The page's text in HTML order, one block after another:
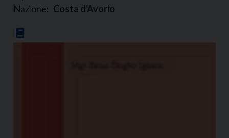
Nazione: Costa d'Avorio